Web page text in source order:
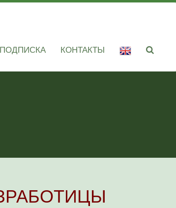
ПОДПИСКА КОНТАКТЫ